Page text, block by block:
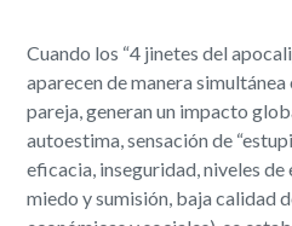
Cuando los “4 jinetes del
aparecen de manera
pareja, ​generan un impacto
autoestima, sensación de
eficacia, inseguridad, niveles de
miedo y sumisión, baja calidad